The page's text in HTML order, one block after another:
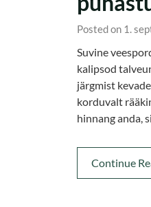
Posted on 1.
Suvine
kalipsod
järgmist
korduvalt
hinnang anda,
Continue